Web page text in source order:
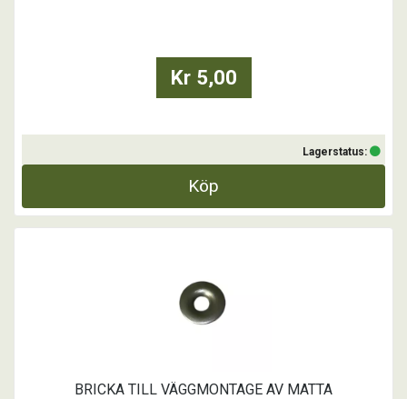
Kr 5,00
Lagerstatus:
Köp
BRICKA TILL VÄGGMONTAGE AV MATTA